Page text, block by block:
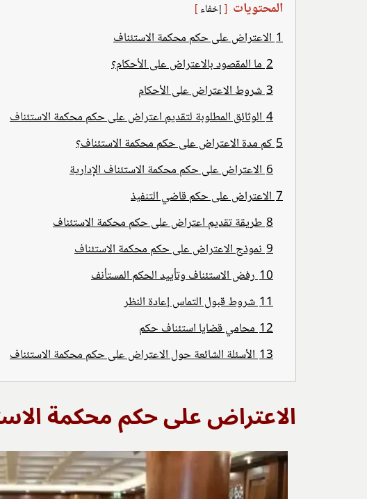
المحتويات إخفاء
1 الاعتراض على حكم محكمة الاستئناف
2 ما المقصود بالاعتراض على الأحكام؟
3 شروط الاعتراض على الأحكام
4 الوثائق المطلوبة لتقديم اعتراض على حكم محكمة الاستئناف
5 كم مدة الاعتراض على حكم محكمة الاستئناف؟
6 الاعتراض على حكم محكمة الاستئناف الإدارية
7 الاعتراض على حكم قاضي التنفيذ
8 طريقة تقديم اعتراض على حكم محكمة الاستئناف
9 نموذج الاعتراض على حكم محكمة الاستئناف
10 رفض الاستئناف وتأييد الحكم المستأنف
11 شروط قبول التماس إعادة النظر
12 محامي قضايا استئناف حكم
13 الأسئلة الشائعة حول الاعتراض على حكم محكمة الاستئناف
الاعتراض على حكم محكمة